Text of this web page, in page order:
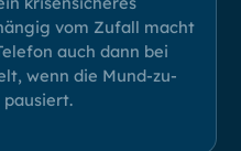
vom Zufall macht
auch dann bei
wenn die Mund-zu-